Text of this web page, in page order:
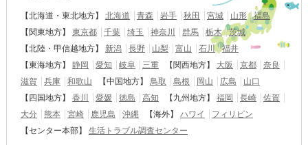
【北海道・東北地方】 北海道 青森 岩手 秋田 宮城 山形
福島
【関東地方】
東京都 千葉 埼玉 神奈川 群馬 栃木
茨城
【北陸・甲信越地方】
新潟 長野 山梨 富山 石川
福井
【東海地方】
静岡 愛知 岐阜 三重 【関西地方】 大阪 京都
奈良
滋賀
兵庫 和歌山 【中国地方】 鳥取 島根 岡山 広島
山口
【四国地方】
香川 愛媛 徳島 高知 【九州地方】 福岡 長崎
佐賀
大分
熊本 宮崎 鹿児島 沖縄 【海外】 ハワイ
フィリピン
【センター本部】
生活トラブル調査センター